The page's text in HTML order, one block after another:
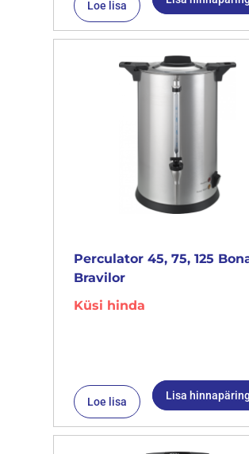
Loe lisa
Perculator 45, 75, 125
Bravilor
Küsi hinda
Loe lisa Lisa